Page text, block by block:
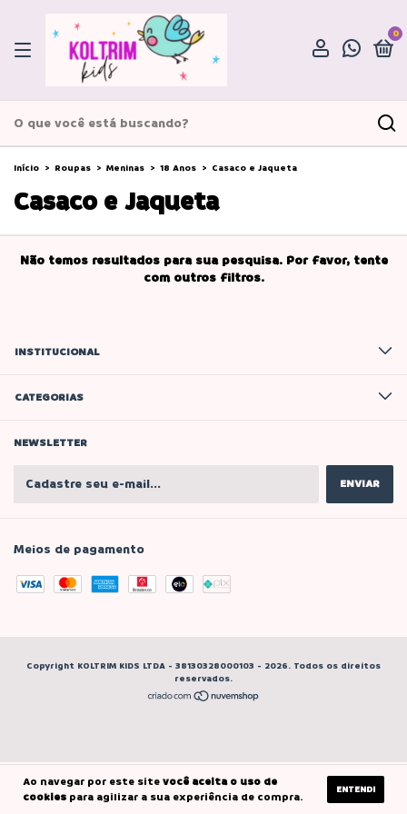
0
Ao navegar por este sitevocê aceita o uso de
cookies para agilizar a sua experiência de compra. ENTENDI
Início > Roupas > Meninas > 18 Anos > Casaco e Jaqueta
Casaco e Jaqueta
Não temos resultados para sua pesquisa. Por favor, tente
com outros filtros.
INSTITUCIONAL
CATEGORIAS
NEWSLETTER
Meios de pagamento
Copyright KOLTRIM KIDS LTDA - 38130328000103 - 2026. Todos os direitos
reservados.